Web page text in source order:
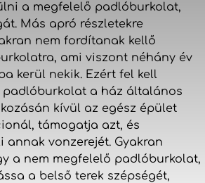
a megfelelő padlóburkolat,
Más apró részletekre
nem fordítanak kellő
ami viszont néhány év
kerül nekik. Ezért fel kell
padlóburkolat a ház általános
kívül az egész épület
támogatja azt, és
annak vonzerejét. Gyakran
a nem megfelelő padlóburkolat,
a belső terek szépségét,